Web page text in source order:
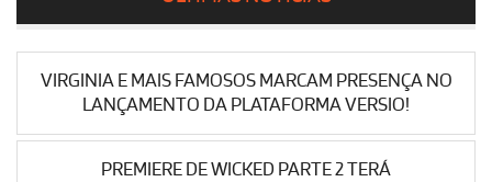
VIRGINIA E MAIS FAMOSOS MARCAM PRESENÇA NO
LANÇAMENTO DA PLATAFORMA VERSIO!
PREMIERE DE WICKED PARTE 2 TERÁ